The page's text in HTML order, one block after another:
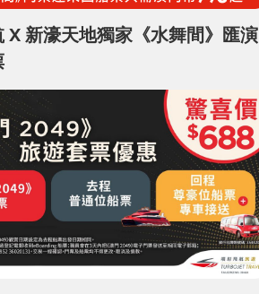
X 新濠天地獨家《水舞間》匯演